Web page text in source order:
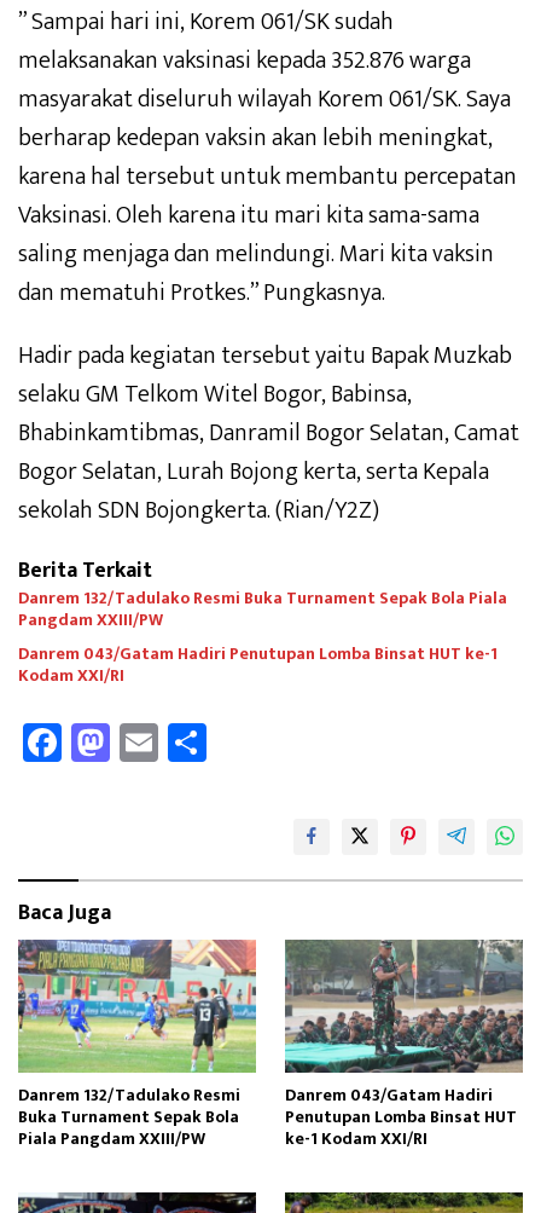
” Sampai hari ini, Korem 061/SK sudah
melaksanakan vaksinasi kepada 352.876 warga
masyarakat diseluruh wilayah Korem 061/SK. Saya
berharap kedepan vaksin akan lebih meningkat,
karena hal tersebut untuk membantu percepatan
Vaksinasi. Oleh karena itu mari kita sama-sama
saling menjaga dan melindungi. Mari kita vaksin
dan mematuhi Protkes.” Pungkasnya.
Hadir pada kegiatan tersebut yaitu Bapak Muzkab
selaku GM Telkom Witel Bogor, Babinsa,
Bhabinkamtibmas, Danramil Bogor Selatan, Camat
Bogor Selatan, Lurah Bojong kerta, serta Kepala
sekolah SDN Bojongkerta. (Rian/Y2Z)
Berita Terkait
Danrem 132/Tadulako Resmi Buka Turnament Sepak Bola Piala
Pangdam XXIII/PW
Danrem 043/Gatam Hadiri Penutupan Lomba Binsat HUT ke-1
Kodam XXI/RI
Fa
ce
k
M
as
o
n
E
m
Baca Juga
Danrem 132/Tadulako Resmi
Buka Turnament Sepak Bola
Piala Pangdam XXIII/PW
Danrem 043/Gatam Hadiri
Penutupan Lomba Binsat HUT
ke-1 Kodam XXI/RI